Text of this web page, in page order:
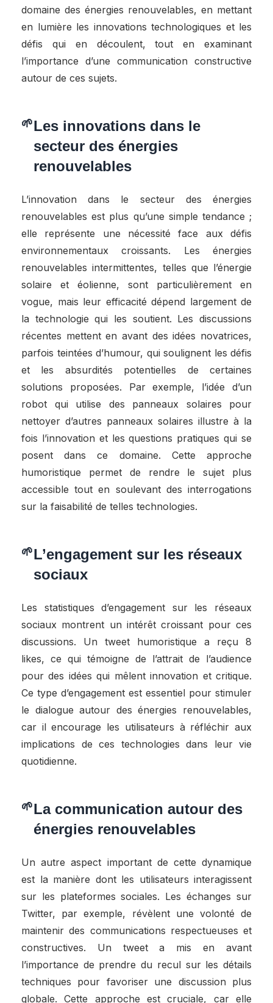
domaine des énergies renouvelables, en mettant
en lumière les innovations technologiques et les
défis qui en découlent, tout en examinant
l’importance d’une communication constructive
autour de ces sujets.
Les innovations dans le
secteur des énergies
renouvelables
L’innovation dans le secteur des énergies
renouvelables est plus qu’une simple tendance ;
elle représente une nécessité face aux défis
environnementaux croissants. Les énergies
renouvelables intermittentes, telles que l’énergie
solaire et éolienne, sont particulièrement en
vogue, mais leur efficacité dépend largement de
la technologie qui les soutient. Les discussions
récentes mettent en avant des idées novatrices,
parfois teintées d’humour, qui soulignent les défis
et les absurdités potentielles de certaines
solutions proposées. Par exemple, l’idée d’un
robot qui utilise des panneaux solaires pour
nettoyer d’autres panneaux solaires illustre à la
fois l’innovation et les questions pratiques qui se
posent dans ce domaine. Cette approche
humoristique permet de rendre le sujet plus
accessible tout en soulevant des interrogations
sur la faisabilité de telles technologies.
L’engagement sur les réseaux
sociaux
Les statistiques d’engagement sur les réseaux
sociaux montrent un intérêt croissant pour ces
discussions. Un tweet humoristique a reçu 8
likes, ce qui témoigne de l’attrait de l’audience
pour des idées qui mêlent innovation et critique.
Ce type d’engagement est essentiel pour stimuler
le dialogue autour des énergies renouvelables,
car il encourage les utilisateurs à réfléchir aux
implications de ces technologies dans leur vie
quotidienne.
La communication autour des
énergies renouvelables
Un autre aspect important de cette dynamique
est la manière dont les utilisateurs interagissent
sur les plateformes sociales. Les échanges sur
Twitter, par exemple, révèlent une volonté de
maintenir des communications respectueuses et
constructives. Un tweet a mis en avant
l’importance de prendre du recul sur les détails
techniques pour favoriser une discussion plus
globale. Cette approche est cruciale, car elle